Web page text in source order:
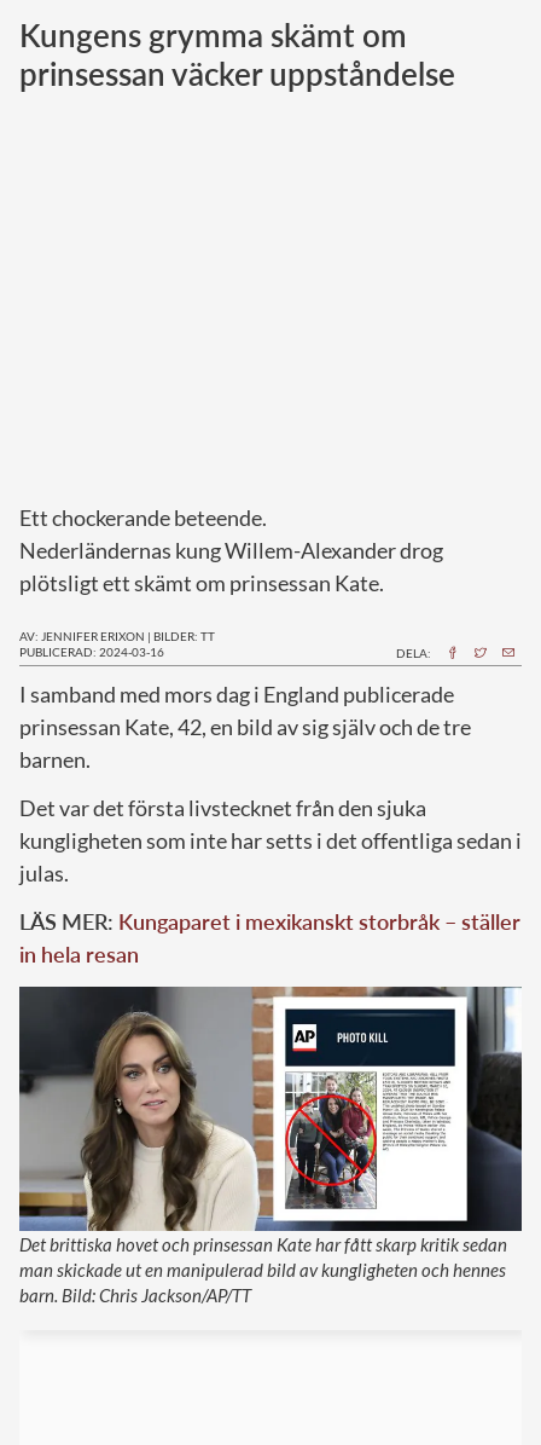
Norska kungahuset
Danska kungahuset
Kungens grymma skämt om
prinsessan väcker uppståndelse
Ett chockerande beteende.
Nederländernas kung Willem-Alexander drog
plötsligt ett skämt om prinsessan Kate.
AV: JENNIFER ERIXON | BILDER: TT
PUBLICERAD: 2024-03-16
DELA:
I samband med mors dag i England publicerade
prinsessan Kate, 42, en bild av sig själv och de tre
barnen.
Det var det första livstecknet från den sjuka
kungligheten som inte har setts i det offentliga sedan i
julas.
LÄS MER: Kungaparet i mexikanskt storbråk – ställer
in hela resan
Det brittiska hovet och prinsessan Kate har fått skarp kritik sedan
man skickade ut en manipulerad bild av kungligheten och hennes
barn. Bild: Chris Jackson/AP/TT